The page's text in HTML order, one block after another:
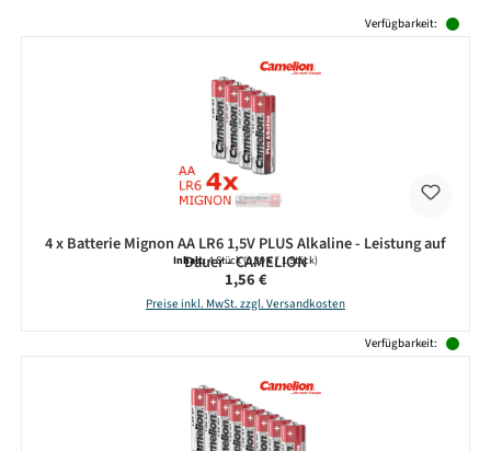
Verfügbarkeit:
4 x Batterie Mignon AA LR6 1,5V PLUS Alkaline - Leistung auf
Dauer - CAMELION
Inhalt:4 Stück(0,39 € / 1 Stück)
Regulärer Preis:
1,56 €
Preise inkl. MwSt. zzgl. Versandkosten
Verfügbarkeit: